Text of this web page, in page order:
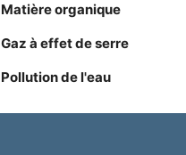
Matière organique
Gaz à effet de serre
Pollution de l'eau